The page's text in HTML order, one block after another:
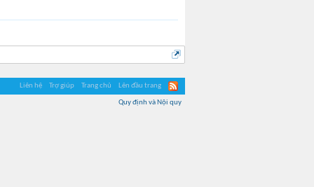
Liên hệ Trợ giúp Trang chủ Lên đầu trang
Quy định và Nội quy